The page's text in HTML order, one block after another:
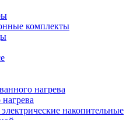
комплекты
нагрева
накопительные